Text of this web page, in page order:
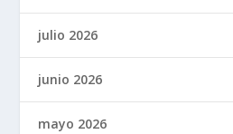
julio 2026
junio 2026
mayo 2026